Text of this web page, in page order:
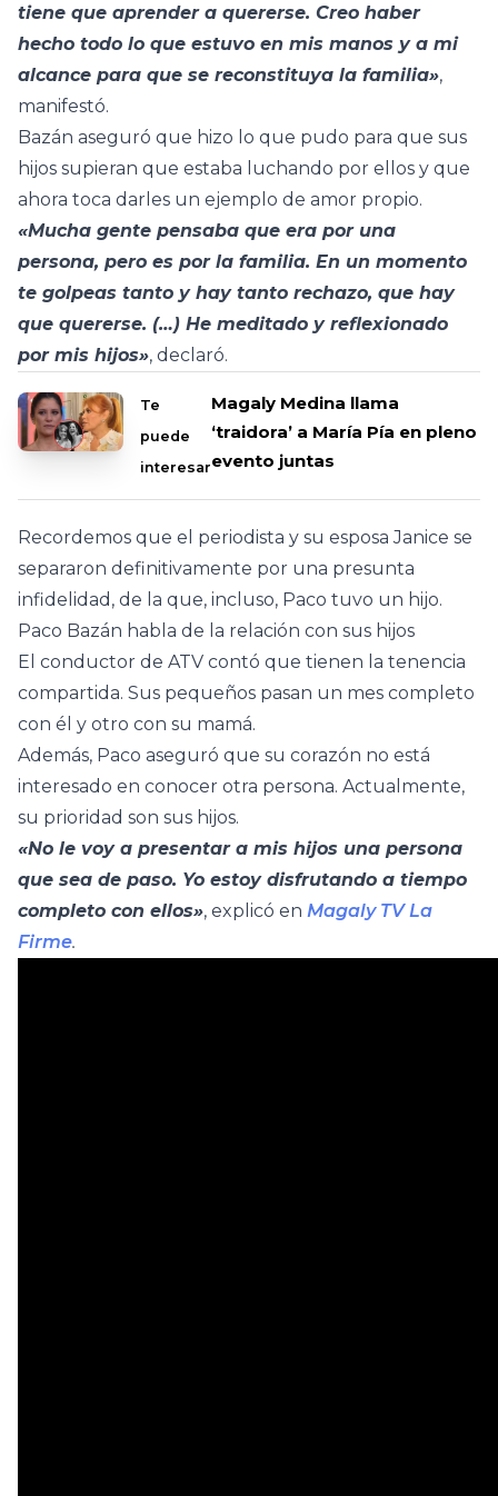
tiene que aprender a quererse. Creo haber
hecho todo lo que estuvo en mis manos y a mi
alcance para que se reconstituya la familia»,
manifestó.
Bazán aseguró que hizo lo que pudo para que sus
hijos supieran que estaba luchando por ellos y que
ahora toca darles un ejemplo de amor propio.
«Mucha gente pensaba que era por una
persona, pero es por la familia. En un momento
te golpeas tanto y hay tanto rechazo, que hay
que quererse. (…) He meditado y reflexionado
por mis hijos», declaró.
Te
puede
interesar
Magaly Medina llama
‘traidora’ a María Pía en pleno
evento juntas
Recordemos que el periodista y su esposa Janice se
separaron definitivamente por una presunta
infidelidad, de la que, incluso, Paco tuvo un hijo.
Paco Bazán habla de la relación con sus hijos
El conductor de ATV contó que tienen la tenencia
compartida. Sus pequeños pasan un mes completo
con él y otro con su mamá.
Además, Paco aseguró que su corazón no está
interesado en conocer otra persona. Actualmente,
su prioridad son sus hijos.
«No le voy a presentar a mis hijos una persona
que sea de paso. Yo estoy disfrutando a tiempo
completo con ellos», explicó en Magaly TV La
Firme.